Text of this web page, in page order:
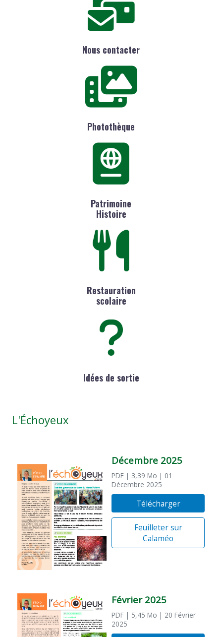
Nous contacter
Photothèque
Patrimoine
Histoire
Restauration
scolaire
Idées de sortie
L'Échoyeux
Décembre 2025
PDF | 3,39 Mo | 01
Décembre 2025
Télécharger
Feuilleter sur
Calaméo
Février 2025
PDF | 5,45 Mo | 20 Février
2025